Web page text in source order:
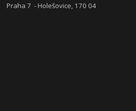
Praha 7 - Holešovice, 170 04